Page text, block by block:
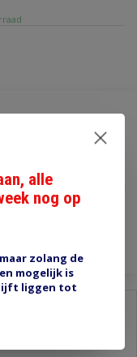
alle
nog op
zolang de
mogelijk is
liggen tot